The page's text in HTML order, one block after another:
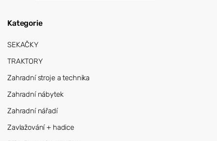
Kategorie
SEKAČKY
TRAKTORY
Zahradní stroje a technika
Zahradní nábytek
Zahradní nářadí
Zavlažování + hadice